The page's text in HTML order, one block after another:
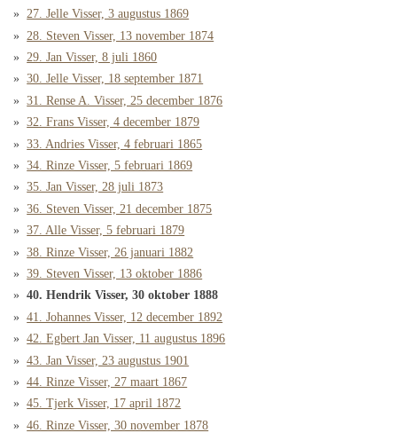
27. Jelle Visser, 3 augustus 1869
28. Steven Visser, 13 november 1874
29. Jan Visser, 8 juli 1860
30. Jelle Visser, 18 september 1871
31. Rense A. Visser, 25 december 1876
32. Frans Visser, 4 december 1879
33. Andries Visser, 4 februari 1865
34. Rinze Visser, 5 februari 1869
35. Jan Visser, 28 juli 1873
36. Steven Visser, 21 december 1875
37. Alle Visser, 5 februari 1879
38. Rinze Visser, 26 januari 1882
39. Steven Visser, 13 oktober 1886
40. Hendrik Visser, 30 oktober 1888
41. Johannes Visser, 12 december 1892
42. Egbert Jan Visser, 11 augustus 1896
43. Jan Visser, 23 augustus 1901
44. Rinze Visser, 27 maart 1867
45. Tjerk Visser, 17 april 1872
46. Rinze Visser, 30 november 1878